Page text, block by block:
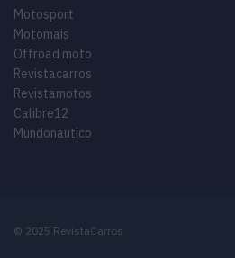
Motosport
Motomais
Offroad moto
Revistacarros
Revistamotos
Calibre12
Mundonautico
© 2025 RevistaCarros